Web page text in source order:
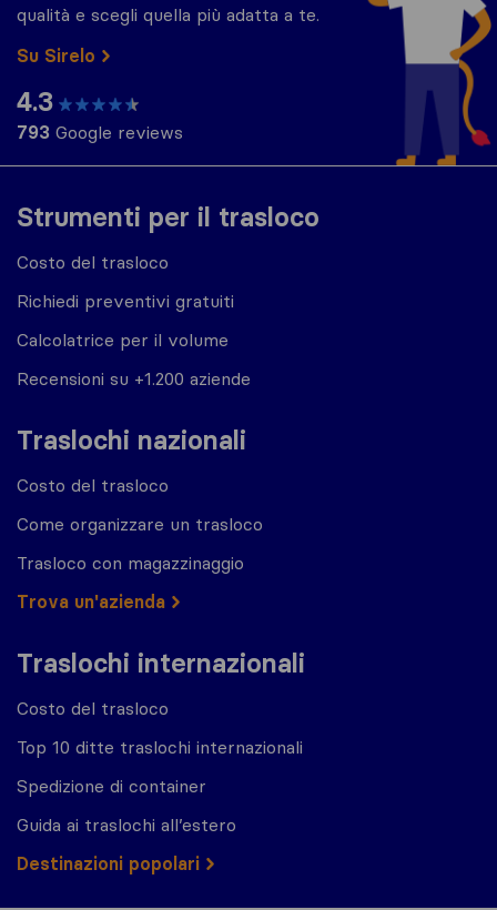
Strumenti per il trasloco
Costo del trasloco
Richiedi preventivi gratuiti
Calcolatrice per il volume
Recensioni su +1.200 aziende
Traslochi nazionali
Costo del trasloco
Come organizzare un trasloco
Trasloco con magazzinaggio
Trova un'azienda
Traslochi internazionali
Costo del trasloco
Top 10 ditte traslochi internazionali
Spedizione di container
Guida ai traslochi all’estero
Destinazioni popolari
qualità e scegli quella più adatta a te.
Su Sirelo
4.3
793 Google reviews